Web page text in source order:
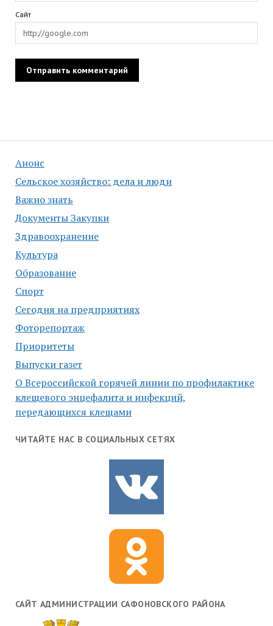
Анонс
Сельское хозяйство: дела и люди
Важно знать
Документы Закупки
Здравоохранение
Культура
Образование
Спорт
Сегодня на предприятиях
Фоторепортаж
Приоритеты
Выпуски газет
О Всероссийской горячей линии по профилактике
клещевого энцефалита и инфекций,
передающихся клещами
ЧИТАЙТЕ НАС В СОЦИАЛЬНЫХ СЕТЯХ
САЙТ АДМИНИСТРАЦИИ САФОНОВСКОГО РАЙОНА
Сайт